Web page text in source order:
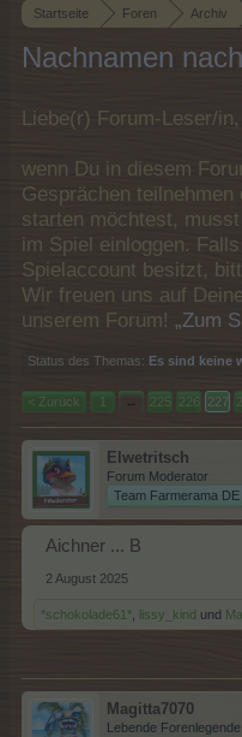
Startseite Foren Archiv
Nachnamen
Liebe(r) Forum-Leser/in,
wenn Du in diesem
Gesprächen teilnehmen
starten möchtest,
im Spiel einloggen.
Spielaccount besitzt,
Wir freuen uns auf
unserem Forum! „Zum
Status des Themas: Es sind keine
< Zurück 1 ← 225 226 227
Elwetritsch
Forum Moderator
Team Farmerama DE
Aichner ... B
2 August 2025
*schokolade61* lissy_kind und
Magitta7070
Lebende Forenlegende